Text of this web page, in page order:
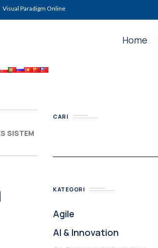
Visual Paradigm Online
Home
SISTEM
CARI
KATEGORI
Agile
AI & Innovation